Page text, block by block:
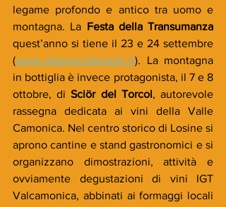
legame profondo e antico tra uomo e
montagna. La
Festa della Transumanza
quest’anno si tiene il 23 e 24 settembre
(www.altopianodelsole.it). La montagna
in bottiglia è invece protagonista, il 7 e 8
ottobre, di Sciör del Torcol , autorevole
rassegna dedicata ai vini della Valle
Camonica. Nel centro storico di Losine si
aprono cantine e stand gastronomici e si
organizzano dimostrazioni, attività e
ovviamente degustazioni di vini IGT
Valcamonica, abbinati ai formaggi locali